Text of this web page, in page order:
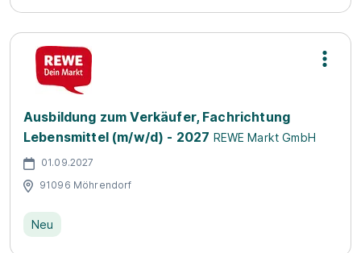
Ausbildung zum Verkäufer, Fachrichtung
Lebensmittel (m/w/d) - 2027 REWE Markt GmbH
01.09.2027
91096 Möhrendorf
Neu